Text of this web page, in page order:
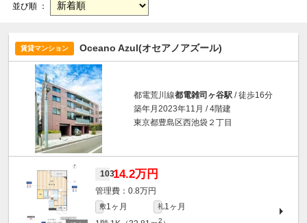
並び順 ：
賃貸マンション Oceano Azul(オセアノアズール)
都電荒川線都電雑司ヶ谷駅 / 徒歩16分
築年月2023年11月 / 4階建
東京都豊島区西池袋２丁目
10314.2万円
0.8万円
敷1ヶ月 礼1ヶ月
2